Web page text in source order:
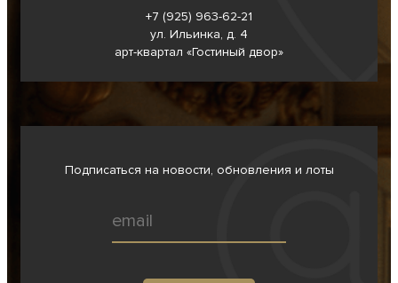
+7 (925) 963-62-21
ул. Ильинка, д. 4
арт-квартал «Гостиный двор»
Подписаться на новости, обновления и лоты